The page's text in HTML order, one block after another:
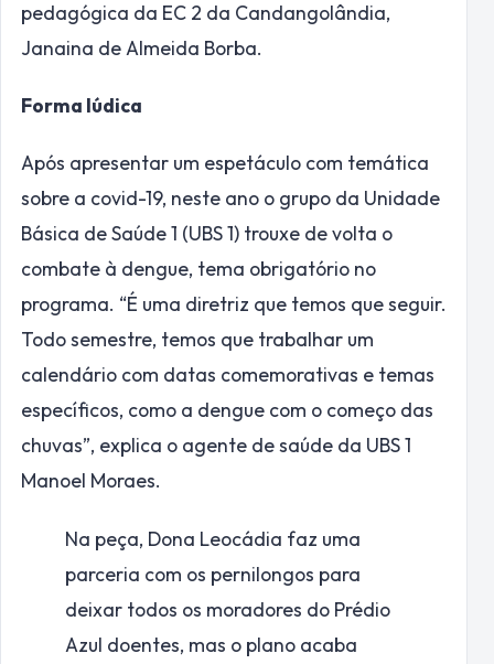
pedagógica da EC 2 da Candangolândia,
Janaina de Almeida Borba.
Forma lúdica
Após apresentar um espetáculo com temática
sobre a covid-19, neste ano o grupo da Unidade
Básica de Saúde 1 (UBS 1) trouxe de volta o
combate à dengue, tema obrigatório no
programa. “É uma diretriz que temos que seguir.
Todo semestre, temos que trabalhar um
calendário com datas comemorativas e temas
específicos, como a dengue com o começo das
chuvas”, explica o agente de saúde da UBS 1
Manoel Moraes.
Na peça, Dona Leocádia faz uma
parceria com os pernilongos para
deixar todos os moradores do Prédio
Azul doentes, mas o plano acaba